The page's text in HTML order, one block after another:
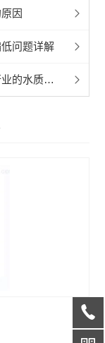
因
问题详解
水质检测